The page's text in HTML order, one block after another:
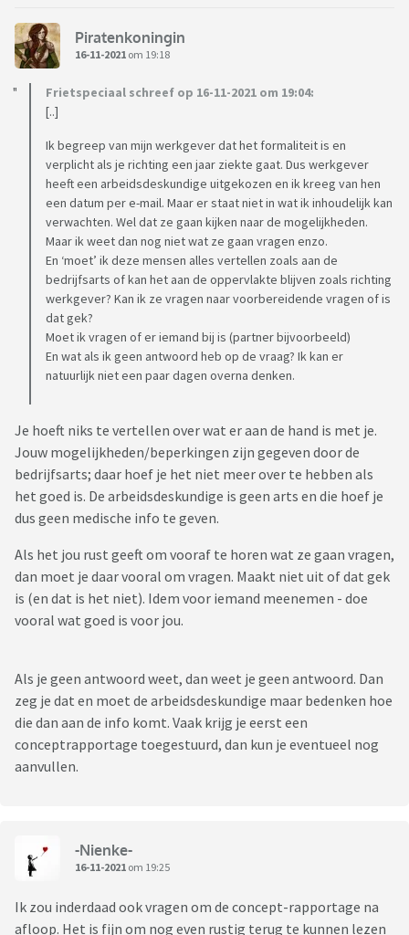
Piratenkoningin
16-11-2021 om 19:18
Frietspeciaal schreef op 16-11-2021 om 19:04:
[..]
Ik begreep van mijn werkgever dat het formaliteit is en
verplicht als je richting een jaar ziekte gaat. Dus werkgever
heeft een arbeidsdeskundige uitgekozen en ik kreeg van hen
een datum per e-mail. Maar er staat niet in wat ik inhoudelijk kan
verwachten. Wel dat ze gaan kijken naar de mogelijkheden.
Maar ik weet dan nog niet wat ze gaan vragen enzo.
En ‘moet’ ik deze mensen alles vertellen zoals aan de
bedrijfsarts of kan het aan de oppervlakte blijven zoals richting
werkgever? Kan ik ze vragen naar voorbereidende vragen of is
dat gek?
Moet ik vragen of er iemand bij is (partner bijvoorbeeld)
En wat als ik geen antwoord heb op de vraag? Ik kan er
natuurlijk niet een paar dagen overna denken.
Je hoeft niks te vertellen over wat er aan de hand is met je.
Jouw mogelijkheden/beperkingen zijn gegeven door de
bedrijfsarts; daar hoef je het niet meer over te hebben als
het goed is. De arbeidsdeskundige is geen arts en die hoef je
dus geen medische info te geven.
Als het jou rust geeft om vooraf te horen wat ze gaan vragen,
dan moet je daar vooral om vragen. Maakt niet uit of dat gek
is (en dat is het niet). Idem voor iemand meenemen - doe
vooral wat goed is voor jou.
Als je geen antwoord weet, dan weet je geen antwoord. Dan
zeg je dat en moet de arbeidsdeskundige maar bedenken hoe
die dan aan de info komt. Vaak krijg je eerst een
conceptrapportage toegestuurd, dan kun je eventueel nog
aanvullen.
-Nienke-
16-11-2021 om 19:25
Ik zou inderdaad ook vragen om de concept-rapportage na
afloop. Het is fijn om nog even rustig terug te kunnen lezen